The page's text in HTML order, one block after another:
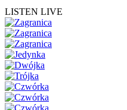
LISTEN LIVE